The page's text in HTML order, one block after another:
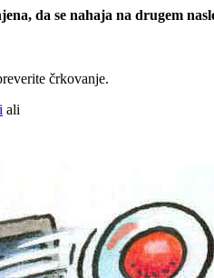
da se nahaja na drugem
črkovanje.
ali